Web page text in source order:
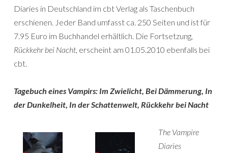
Diaries in Deutschland im cbt Verlag als Taschenbuch
erschienen. Jeder Band umfasst ca. 250 Seiten und ist für
7.95 Euro im Buchhandel erhältlich. Die Fortsetzung,
Rückkehr bei Nacht, erscheint am 01.05.2010 ebenfalls bei
cbt.
Tagebuch eines Vampirs: Im Zwielicht, Bei Dämmerung, In
der Dunkelheit, In der Schattenwelt, Rückkehr bei Nacht
The Vampire
Diaries